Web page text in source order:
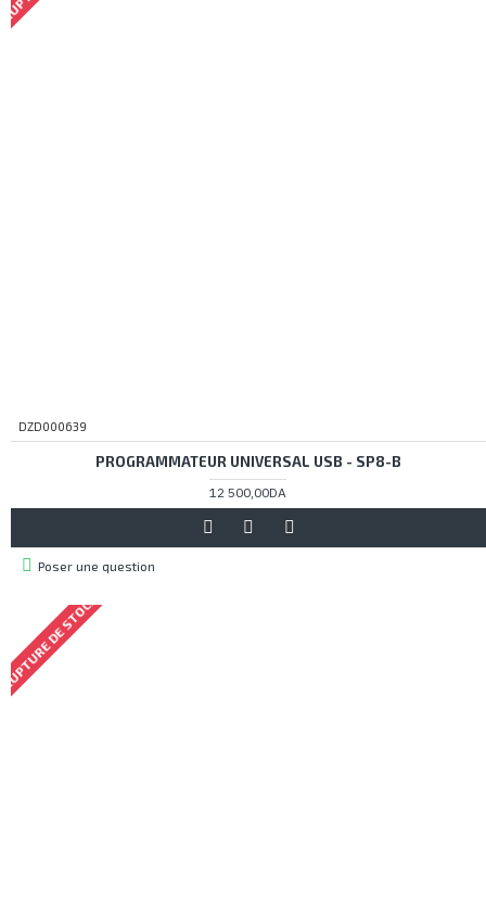
DZD000639
PROGRAMMATEUR UNIVERSAL USB - SP8-B
12 500,00DA
Poser une question
DE STOCK